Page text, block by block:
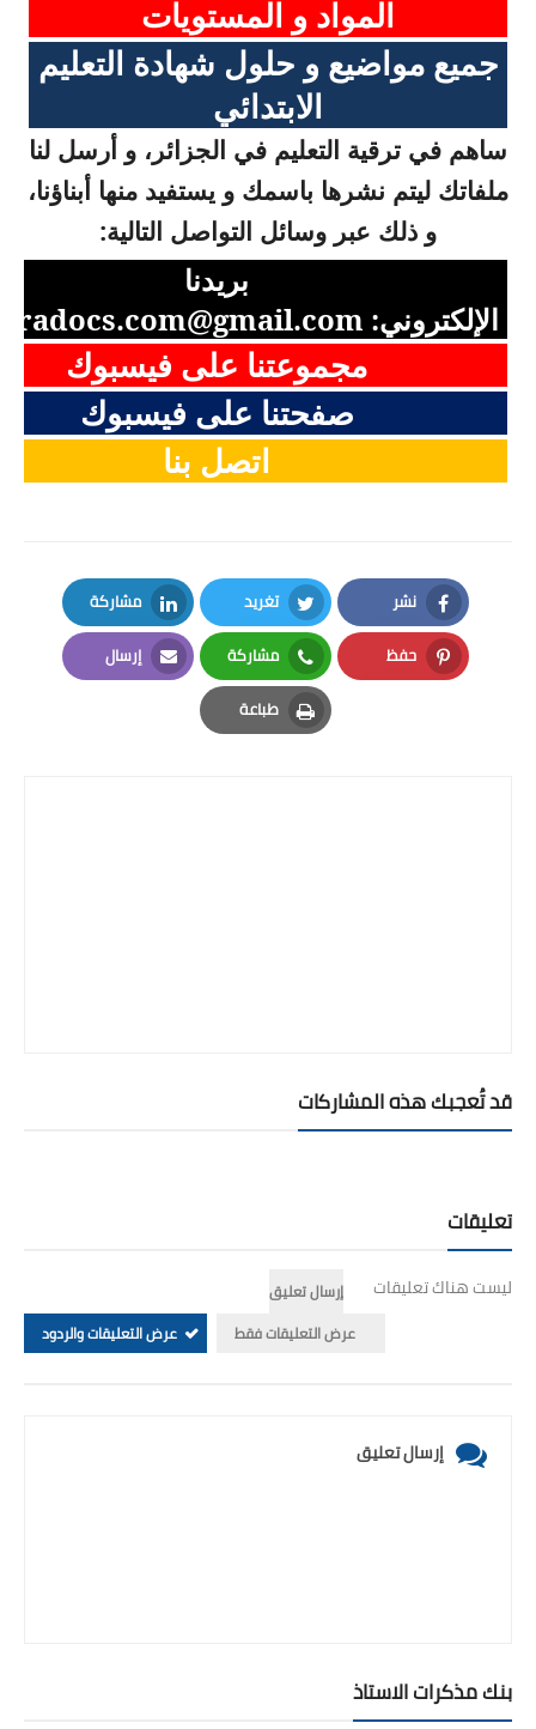
المواد و المستويات
جميع مواضيع و حلول شهادة التعليم
الابتدائي
ساهم في ترقية التعليم في الجزائر، و أرسل لنا
ملفاتك ليتم نشرها باسمك و يستفيد منها أبناؤنا،
و ذلك عبر وسائل التواصل التالية:
بريدنا
الإلكتروني:
مجموعتنا على فيسبوك
صفحتنا على فيسبوك
اتصل بنا
نشر
Facebook
تغريد
Twitter
مشاركة
LinkedIn
حفظ
Pinterest
مشاركة
Whatsapp
إرسال
Email
طباعة
Print
قد تُعجبك هذه المشاركات
تعليقات
ليست هناك تعليقات
إرسال تعليق
عرض التعليقات فقط
عرض التعليقات والردود
إرسال تعليق
بنك مذكرات الاستاذ